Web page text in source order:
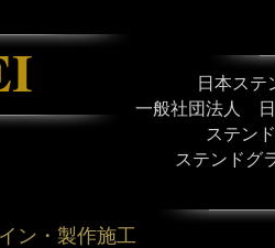
ン・製作施工
日本ステ
一般社団法人 日
ステン
ステンドグ